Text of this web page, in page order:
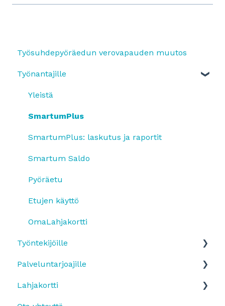
Työsuhdepyöräedun verovapauden muutos
Työnantajille
Yleistä
SmartumPlus
SmartumPlus: laskutus ja raportit
Smartum Saldo
Pyöräetu
Etujen käyttö
OmaLahjakortti
Työntekijöille
Edun käyttöönotto ja etuun ilmottautuminen
Etutyypit
Palveluntarjoajille
Maksujen vastaanottaminen
Lahjakortti